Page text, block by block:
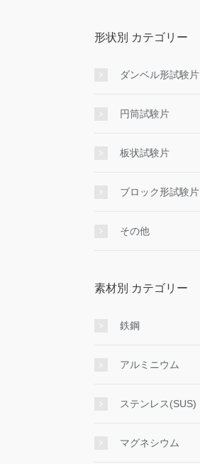
形状別 カテゴリー
ダンベル形試験片
円筒試験片
板状試験片
ブロック形試験片
その他
素材別 カテゴリー
鉄鋼
アルミニウム
ステンレス(SUS)
マグネシウム